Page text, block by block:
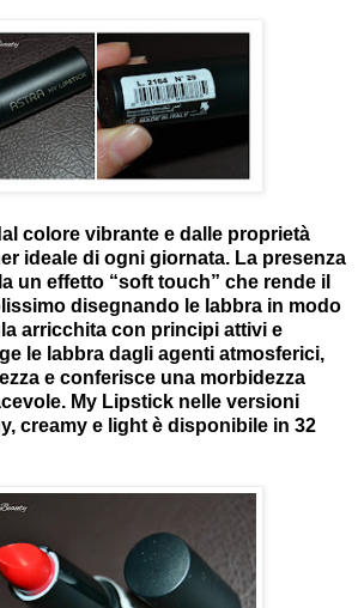
colore vibrante e dalle proprietà
ideale di ogni giornata. La presenza
un effetto “soft touch” che rende il
disegnando le labbra in modo
arricchita con principi attivi e
le labbra dagli agenti atmosferici,
e conferisce una morbidezza
My Lipstick nelle versioni
creamy e light è disponibile in 32